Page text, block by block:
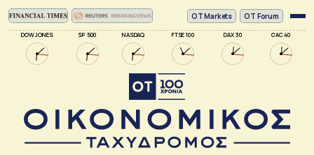
DOW JONES SP 500 NASDAQ FTSE 100 DAX 30 CAC 40
ΟΤ Markets OT Forum